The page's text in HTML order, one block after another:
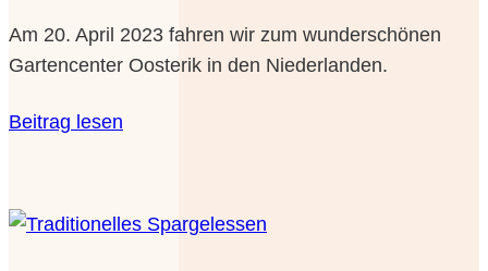
Am 20. April 2023 fah­ren wir zum wun­der­schö­nen
Gar­ten­cen­ter Oos­te­rik in den Niederlanden.
Bei­trag lesen